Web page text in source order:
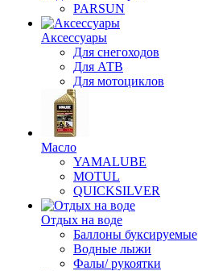
PARSUN
Аксессуары
Для снегоходов
Для АТВ
Для мотоциклов
Масло
YAMALUBE
MOTUL
QUICKSILVER
Отдых на воде
Баллоны буксируемые
Водные лыжи
Фалы/ рукоятки